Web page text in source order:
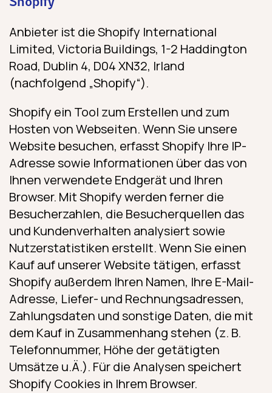
Shopify
Anbieter ist die Shopify International
Limited, Victoria Buildings, 1-2 Haddington
Road, Dublin 4, D04 XN32, Irland
(nachfolgend „Shopify“).
Shopify ein Tool zum Erstellen und zum
Hosten von Webseiten. Wenn Sie unsere
Website besuchen, erfasst Shopify Ihre IP-
Adresse sowie Informationen über das von
Ihnen verwendete Endgerät und Ihren
Browser. Mit Shopify werden ferner die
Besucherzahlen, die Besucherquellen das
und Kundenverhalten analysiert sowie
Nutzerstatistiken erstellt. Wenn Sie einen
Kauf auf unserer Website tätigen, erfasst
Shopify außerdem Ihren Namen, Ihre E-Mail-
Adresse, Liefer- und Rechnungsadressen,
Zahlungsdaten und sonstige Daten, die mit
dem Kauf in Zusammenhang stehen (z. B.
Telefonnummer, Höhe der getätigten
Umsätze u.Ä.). Für die Analysen speichert
Shopify Cookies in Ihrem Browser.